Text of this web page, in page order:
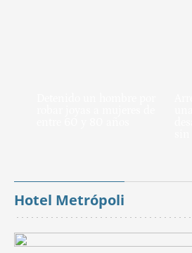
Hotel Metrópoli